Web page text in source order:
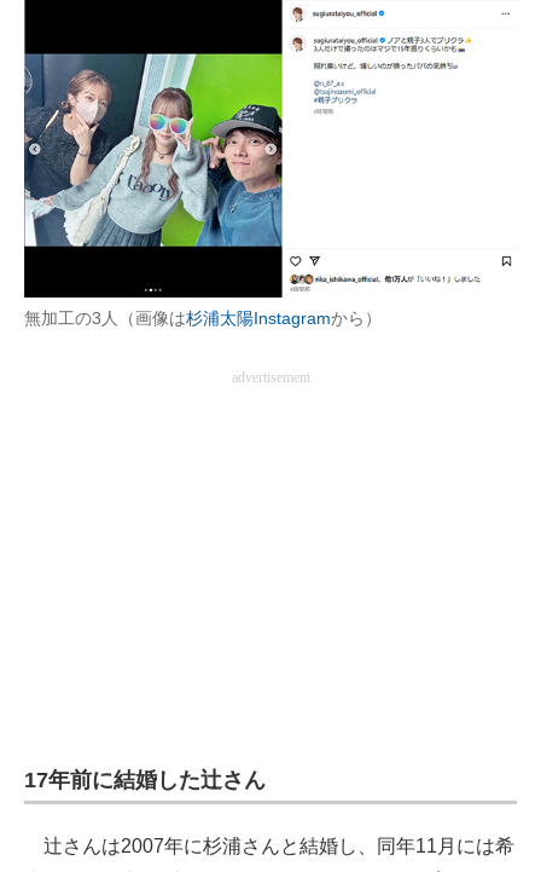
無加工の3人（画像は杉浦太陽Instagramから）
advertisement
17年前に結婚した辻さん
辻さんは2007年に杉浦さんと結婚し、同年11月には希